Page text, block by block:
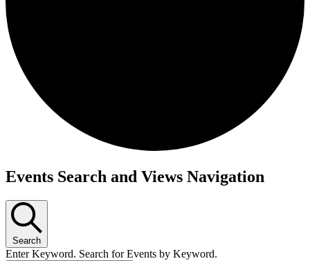
Events Search and Views Navigation
Search
Enter Keyword. Search for Events by Keyword.